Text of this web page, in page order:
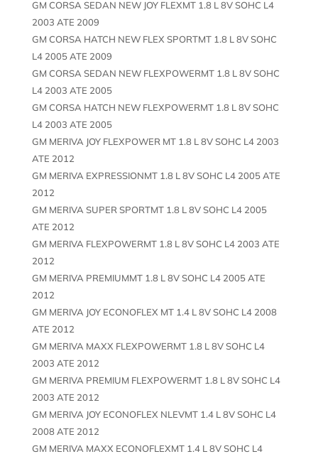
GM CORSA SEDAN NEW JOY FLEXMT 1.8 L 8V SOHC L4
2003 ATE 2009
GM CORSA HATCH NEW FLEX SPORTMT 1.8 L 8V SOHC
L4 2005 ATE 2009
GM CORSA SEDAN NEW FLEXPOWERMT 1.8 L 8V SOHC
L4 2003 ATE 2005
GM CORSA HATCH NEW FLEXPOWERMT 1.8 L 8V SOHC
L4 2003 ATE 2005
GM MERIVA JOY FLEXPOWER MT 1.8 L 8V SOHC L4 2003
ATE 2012
GM MERIVA EXPRESSIONMT 1.8 L 8V SOHC L4 2005 ATE
2012
GM MERIVA SUPER SPORTMT 1.8 L 8V SOHC L4 2005
ATE 2012
GM MERIVA FLEXPOWERMT 1.8 L 8V SOHC L4 2003 ATE
2012
GM MERIVA PREMIUMMT 1.8 L 8V SOHC L4 2005 ATE
2012
GM MERIVA JOY ECONOFLEX MT 1.4 L 8V SOHC L4 2008
ATE 2012
GM MERIVA MAXX FLEXPOWERMT 1.8 L 8V SOHC L4
2003 ATE 2012
GM MERIVA PREMIUM FLEXPOWERMT 1.8 L 8V SOHC L4
2003 ATE 2012
GM MERIVA JOY ECONOFLEX NLEVMT 1.4 L 8V SOHC L4
2008 ATE 2012
GM MERIVA MAXX ECONOFLEXMT 1.4 L 8V SOHC L4